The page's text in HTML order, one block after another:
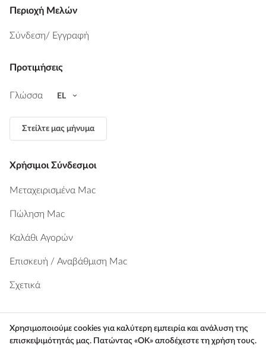
Περιοχή Μελών
Σύνδεση/ Εγγραφή
Προτιμήσεις
Γλώσσα EL
Στείλτε μας μήνυμα
Χρήσιμοι Σύνδεσμοι
Μεταχειρισμένα Mac
Πώληση Mac
Καλάθι Αγορών
Επισκευή / Αναβάθμιση Mac
Σχετικά
Macbook Pro
Χρησιμοποιούμε cookies για καλύτερη εμπειρία και ανάλυση της
επισκεψιμότητάς μας. Πατώντας «ΟΚ» αποδέχεστε τη χρήση τους.